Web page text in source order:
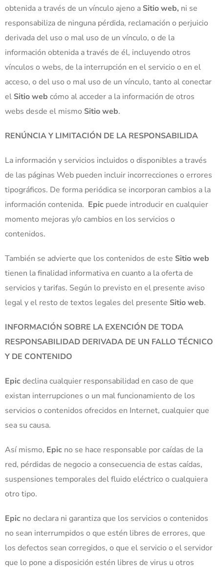
obtenida a través de un vínculo ajeno a Sitio web, ni se
responsabiliza de ninguna pérdida, reclamación o perjuicio
derivada del uso o mal uso de un vínculo, o de la
información obtenida a través de él, incluyendo otros
vínculos o webs, de la interrupción en el servicio o en el
acceso, o del uso o mal uso de un vínculo, tanto al conectar
el Sitio web cómo al acceder a la información de otros
webs desde el mismo Sitio web.
RENÚNCIA Y LIMITACIÓN DE LA RESPONSABILIDA
La información y servicios incluidos o disponibles a través
de las páginas Web pueden incluir incorrecciones o errores
tipográficos. De forma periódica se incorporan cambios a la
información contenida. Epic puede introducir en cualquier
momento mejoras y/o cambios en los servicios o
contenidos.
También se advierte que los contenidos de este Sitio web
tienen la finalidad informativa en cuanto a la oferta de
servicios y tarifas. Según lo previsto en el presente aviso
legal y el resto de textos legales del presente Sitio web.
INFORMACIÓN SOBRE LA EXENCIÓN DE TODA
RESPONSABILIDAD DERIVADA DE UN FALLO TÉCNICO
Y DE CONTENIDO
Epic declina cualquier responsabilidad en caso de que
existan interrupciones o un mal funcionamiento de los
servicios o contenidos ofrecidos en Internet, cualquier que
sea su causa.
Así mismo, Epic no se hace responsable por caídas de la
red, pérdidas de negocio a consecuencia de estas caídas,
suspensiones temporales del fluido eléctrico o cualquiera
otro tipo.
Epic no declara ni garantiza que los servicios o contenidos
no sean interrumpidos o que estén libres de errores, que
los defectos sean corregidos, o que el servicio o el servidor
que lo pone a disposición estén libres de virus u otros